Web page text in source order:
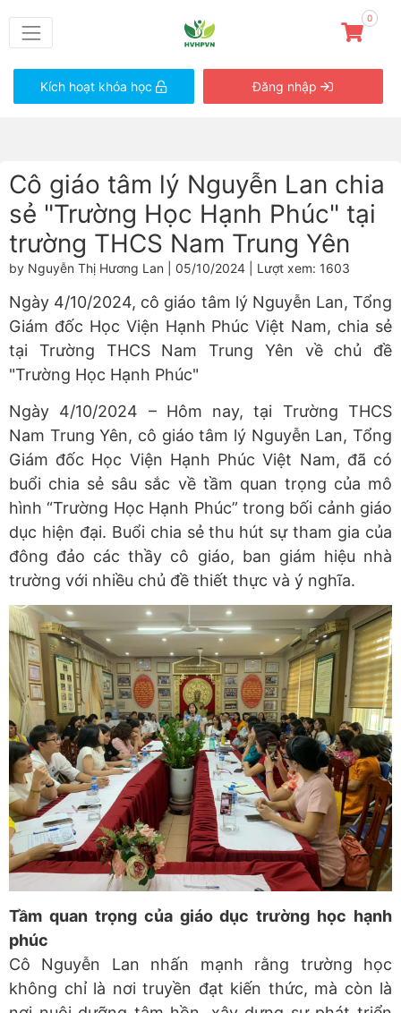
0
Kích hoạt khóa học Đăng nhập
Cô giáo tâm lý Nguyễn Lan chia
sẻ "Trường Học Hạnh Phúc" tại
trường THCS Nam Trung Yên
by Nguyễn Thị Hương Lan | 05/10/2024 | Lượt xem: 1603
Ngày 4/10/2024, cô giáo tâm lý Nguyễn Lan, Tổng
Giám đốc Học Viện Hạnh Phúc Việt Nam, chia sẻ
tại Trường THCS Nam Trung Yên về chủ đề
"Trường Học Hạnh Phúc"
Ngày 4/10/2024 – Hôm nay, tại Trường THCS
Nam Trung Yên, cô giáo tâm lý Nguyễn Lan, Tổng
Giám đốc Học Viện Hạnh Phúc Việt Nam, đã có
buổi chia sẻ sâu sắc về tầm quan trọng của mô
hình “Trường Học Hạnh Phúc” trong bối cảnh giáo
dục hiện đại. Buổi chia sẻ thu hút sự tham gia của
đông đảo các thầy cô giáo, ban giám hiệu nhà
trường với nhiều chủ đề thiết thực và ý nghĩa.
Tầm quan trọng của giáo dục trường học hạnh
phúc
Cô Nguyễn Lan nhấn mạnh rằng trường học
không chỉ là nơi truyền đạt kiến thức, mà còn là